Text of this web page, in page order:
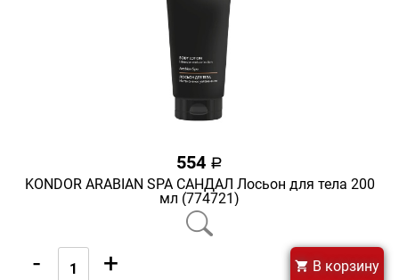
554 a
KONDOR ARABIAN SPA САНДАЛ Лосьон для тела 200
мл (774721)
- + В корзину